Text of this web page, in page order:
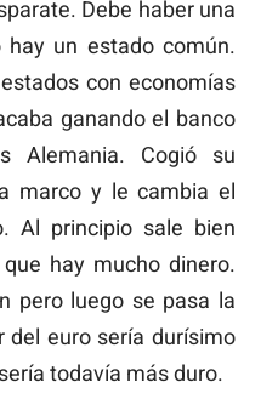
Debe haber una
hay un estado común.
con economías
ganando el banco
Alemania. Cogió su
marco y le cambia el
Al principio sale bien
hay mucho dinero.
pero luego se pasa la
del euro sería durísimo
todavía más duro.